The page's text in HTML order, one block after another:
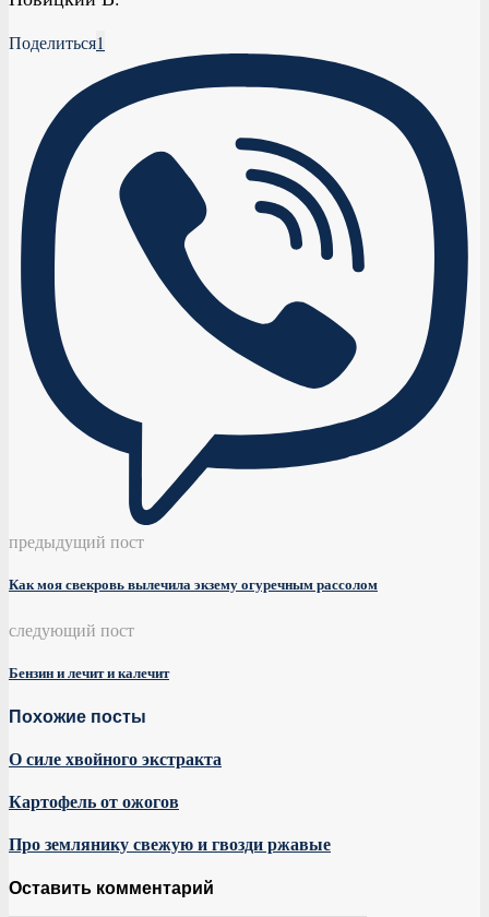
Поделиться1
предыдущий пост
Как моя свекровь вылечила экзему огуречным рассолом
следующий пост
Бензин и лечит и калечит
Похожие посты
О силе хвойного экстракта
Картофель от ожогов
Про землянику свежую и гвозди ржавые
Оставить комментарий